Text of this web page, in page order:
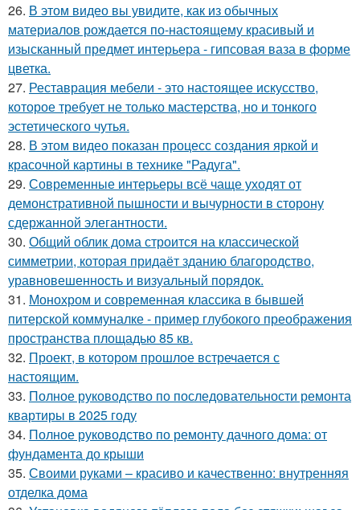
26. В этом видео вы увидите, как из обычных
материалов рождается по-настоящему красивый и
изысканный предмет интерьера - гипсовая ваза в форме
цветка.
27. Реставрация мебели - это настоящее искусство,
которое требует не только мастерства, но и тонкого
эстетического чутья.
28. В этом видео показан процесс создания яркой и
красочной картины в технике "Радуга".
29. Современные интерьеры всё чаще уходят от
демонстративной пышности и вычурности в сторону
сдержанной элегантности.
30. Общий облик дома строится на классической
симметрии, которая придаёт зданию благородство,
уравновешенность и визуальный порядок.
31. Монохром и современная классика в бывшей
питерской коммуналке - пример глубокого преображения
пространства площадью 85 кв.
32. Проект, в котором прошлое встречается с
настоящим.
33. Полное руководство по последовательности ремонта
квартиры в 2025 году
34. Полное руководство по ремонту дачного дома: от
фундамента до крыши
35. Своими руками – красиво и качественно: внутренняя
отделка дома